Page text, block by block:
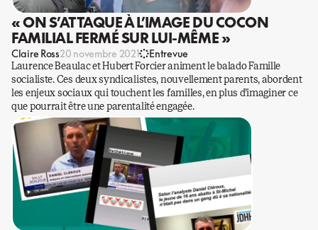
« ON S’ATTAQUE À L’IMAGE DU COCON
FAMILIAL FERMÉ SUR LUI-MÊME »
Claire Ross20 novembre 2021 Entrevue
Laurence Beaulac et Hubert Forcier animent le balado Famille
socialiste. Ces deux syndicalistes, nouvellement parents, abordent
les enjeux sociaux qui touchent les familles, en plus d’imaginer ce
que pourrait être une parentalité engagée.